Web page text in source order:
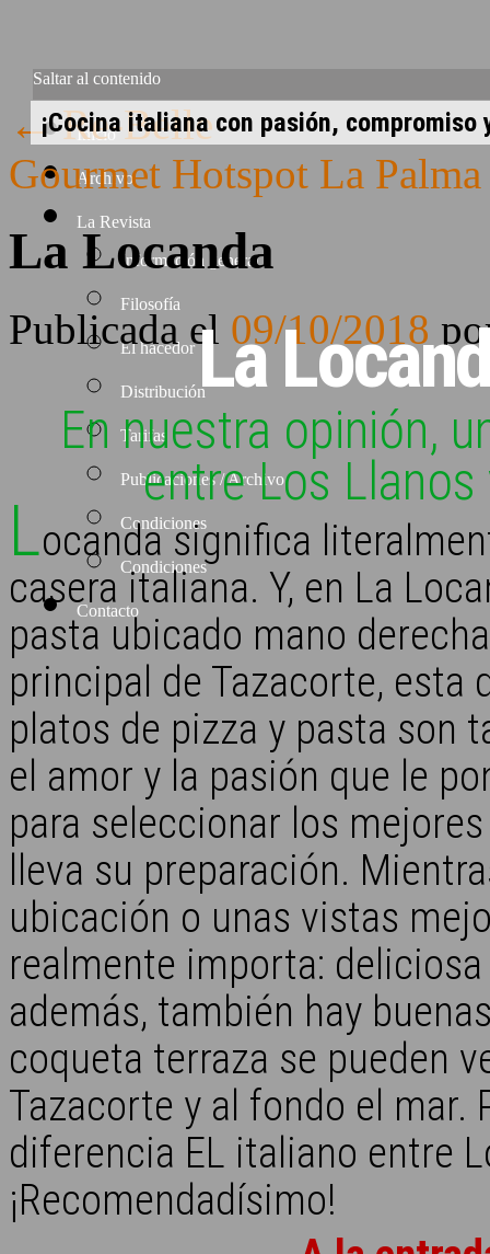
Saltar al contenido
Inicio
Archivo
La Revista
Información general
Filosofía
El hacedor
Distribución
Tarifas
Publicaciones / Archivo
Condiciones
Condiciones
Contacto
←Re-Belle
Gourmet Hotspot La
La Locanda
Publicada el 09/10/2018
¡Cocina italiana con pasión, compromiso
La
En nuestra opinión,
entre Los
Locanda significa
casera italiana. Y, en La
pasta ubicado mano
principal de Tazacorte, esta
platos de pizza y pasta son
el amor y la pasión que le
para seleccionar los
lleva su preparación.
ubicación o unas vistas
realmente importa:
además, también hay
coqueta terraza se pueden
Tazacorte y al fondo el mar.
diferencia EL italiano entre
¡Recomendadísimo!